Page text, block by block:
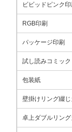
ビビッドピンク印
RGB印刷
パッケージ印刷
試し読みコミック
包装紙
壁掛けリング綴
卓上ダブルリン